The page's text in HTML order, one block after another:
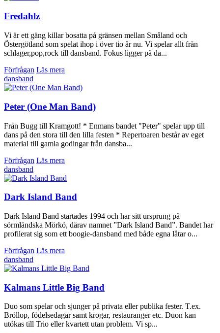
Fredahlz
Vi är ett gäng killar bosatta på gränsen mellan Småland och
Östergötland som spelat ihop i över tio år nu. Vi spelar allt från
schlager,pop,rock till dansband. Fokus ligger på da...
Förfrågan Läs mera
dansband
Peter (One Man Band)
Från Bugg till Kramgott! * Enmans bandet "Peter" spelar upp till
dans på den stora till den lilla festen * Repertoaren består av eget
material till gamla godingar från dansba...
Förfrågan Läs mera
dansband
Dark Island Band
Dark Island Band startades 1994 och har sitt ursprung på
sörmländska Mörkö, därav namnet ”Dark Island Band”. Bandet har
profilerat sig som ett boogie-dansband med både egna låtar o...
Förfrågan Läs mera
dansband
Kalmans Little Big Band
Duo som spelar och sjunger på privata eller publika fester. T.ex.
Bröllop, födelsedagar samt krogar, restauranger etc. Duon kan
utökas till Trio eller kvartett utan problem. Vi sp...